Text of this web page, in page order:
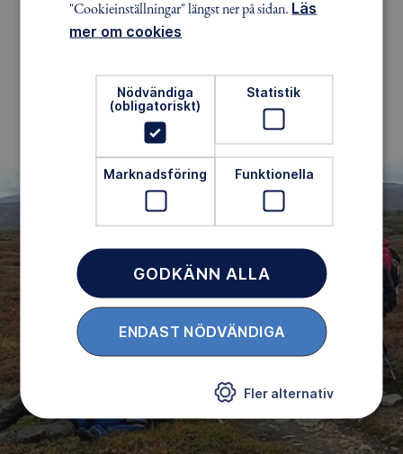
"Cookieinställningar" längst ner på sidan. Läs
mer om cookies
Nödvändiga
(obligatoriskt)
Statistik
Marknadsföring Funktionella
GODKÄNN ALLA
ENDAST NÖDVÄNDIGA
Fler alternativ